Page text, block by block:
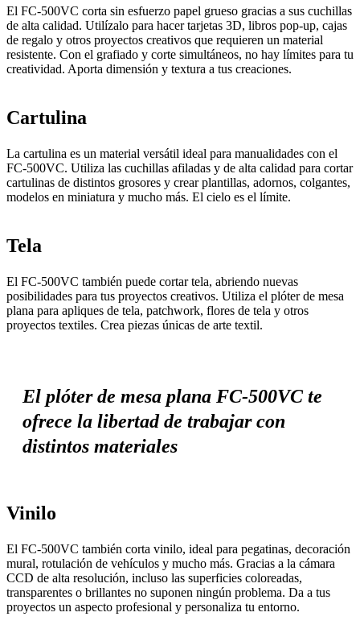
El FC-500VC corta sin esfuerzo papel grueso gracias a sus cuchillas
de alta calidad. Utilízalo para hacer tarjetas 3D, libros pop-up, cajas
de regalo y otros proyectos creativos que requieren un material
resistente. Con el grafiado y corte simultáneos, no hay límites para tu
creatividad. Aporta dimensión y textura a tus creaciones.
Cartulina
La cartulina es un material versátil ideal para manualidades con el
FC-500VC. Utiliza las cuchillas afiladas y de alta calidad para cortar
cartulinas de distintos grosores y crear plantillas, adornos, colgantes,
modelos en miniatura y mucho más. El cielo es el límite.
Tela
El FC-500VC también puede cortar tela, abriendo nuevas
posibilidades para tus proyectos creativos. Utiliza el plóter de mesa
plana para apliques de tela, patchwork, flores de tela y otros
proyectos textiles. Crea piezas únicas de arte textil.
El plóter de mesa plana FC-500VC te
ofrece la libertad de trabajar con
distintos materiales
Vinilo
El FC-500VC también corta vinilo, ideal para pegatinas, decoración
mural, rotulación de vehículos y mucho más. Gracias a la cámara
CCD de alta resolución, incluso las superficies coloreadas,
transparentes o brillantes no suponen ningún problema. Da a tus
proyectos un aspecto profesional y personaliza tu entorno.